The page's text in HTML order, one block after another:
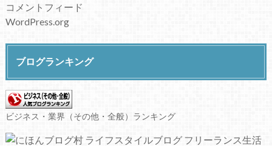
コメントフィード
WordPress.org
ブログランキング
ビジネス・業界（その他・全般）ランキング